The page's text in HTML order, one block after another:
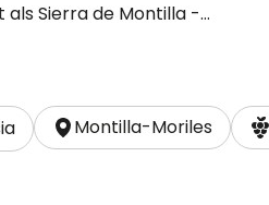
Sierra de Montilla -
van dit project ligt
in Montilla. De pedro
vroeg, en met meer
Montilla-Moriles